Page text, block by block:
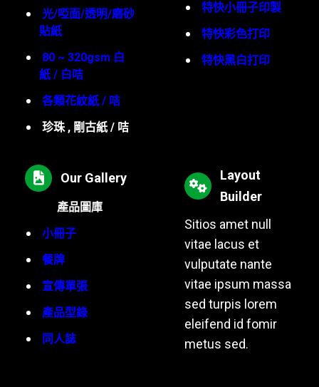
光/啞面/透明/磨砂
貼紙
80 ~ 320gsm 白
紙 / 白咭
各類花紋紙 / 咭
珍珠 , 剛古紙 / 咭
特快小冊子印製
特快彩色打印
特快黑白打印
Our Gallery
產品圖庫
小冊子
餐牌
宣傳單張
產品型錄
同人誌
Layout
Builder
Sitios amet null
vitae lacus et
vulputate nante
vitae ipsum massa
sed turpis lorem
eleifend id fomir
metus sed.